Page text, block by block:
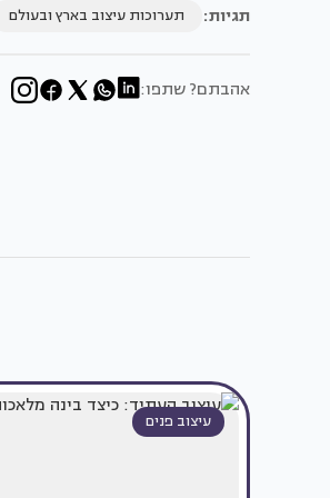
תגיות:
תערוכות עיצוב בארץ ובעולם
אהבתם? שתפו:
עיצוב פנים